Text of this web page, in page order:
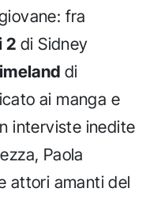
fra
2 di Sidney
di
ai manga e
interviste inedite
Paola
attori amanti del